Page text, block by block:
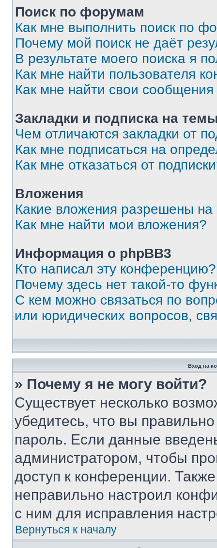
Поиск по форумам
Как мне выполнить поиск по
Почему мой поиск не даёт
В результате моего поиска я
Как мне найти пользователя
Как мне найти свои
Закладки и подписка на
Чем отличаются закладки от
Как мне подписаться на
Как мне отказаться от
Вложения
Какие вложения разрешены
Как мне найти мои вложения?
Информация о phpBB3
Кто написал эту конференцию?
Почему здесь нет такой-то
С кем можно связаться по
или юридических вопросов,
Вход на
» Почему я не могу войти?
Существует несколько
убедитесь, что вы
пароль. Если данные
администратором, чтобы
доступ к конференции.
неправильно настроил
с ним для исправления
Вернуться к началу